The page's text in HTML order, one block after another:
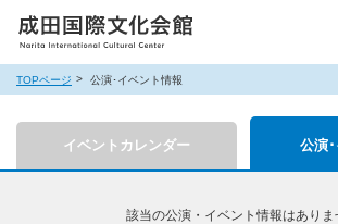
TOPページ 公演･イベント情報
イベントカレンダー 公演
該当の公演・イベント情報はありま